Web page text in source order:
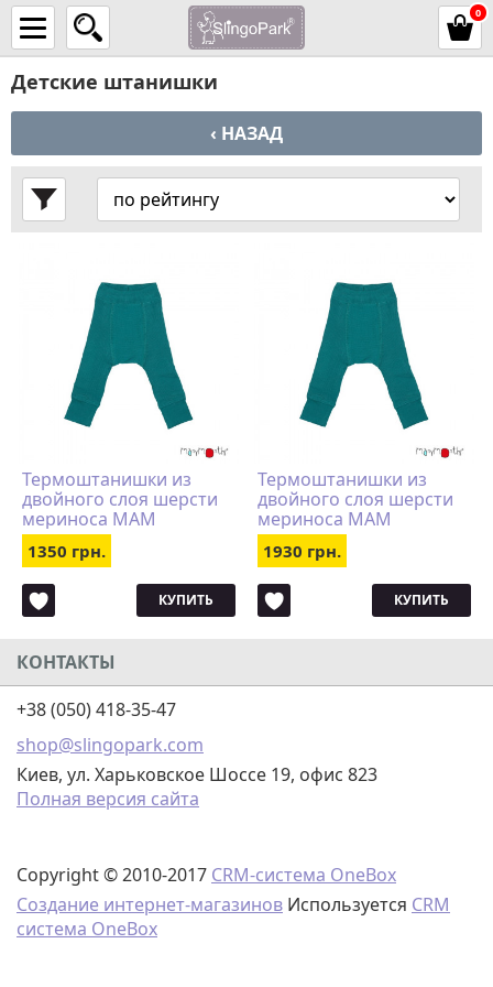
0
Детские штанишки
‹ НАЗАД
Термоштанишки из
двойного слоя шерсти
мериноса MAM
Manymonths (размер L,
бирюзовый)
1350 грн.
КУПИТЬ
Термоштанишки из
двойного слоя шерсти
мериноса MAM
Manymonths (размер XS,
бирюзовый)
1930 грн.
КУПИТЬ
КОНТАКТЫ
+38 (050) 418-35-47
shop@slingopark.com
Киев, ул. Харьковское Шоссе 19, офис 823
Полная версия сайта
Copyright © 2010-2017 CRM-система OneBox
Создание интернет-магазинов Используется CRM
система OneBox